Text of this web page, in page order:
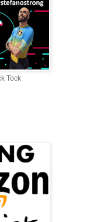
Tock